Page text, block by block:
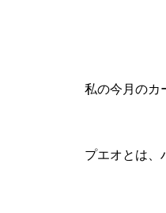
私の今月のカ
プエオとは、